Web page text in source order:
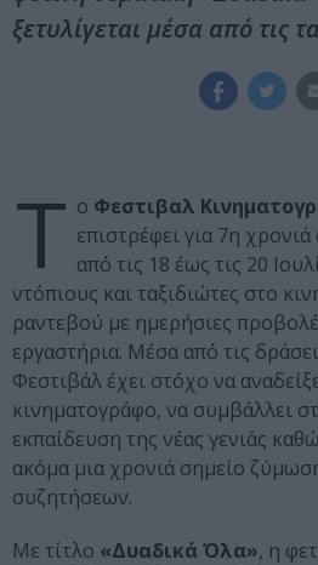
ξετυλίγεται μέσα από τις
Τ ο Φεστιβαλ
επιστρέφει για 7η
από τις 18 έως τις 20
ντόπιους και ταξιδιώτες στο
ραντεβού με ημερήσιες
εργαστήρια. Μέσα από τις
Φεστιβάλ έχει στόχο να
κινηματογράφο, να συμβάλλει
εκπαίδευση της νέας γενιάς
ακόμα μια χρονιά σημείο
συζητήσεων.
Με τίτλο «Δυαδικά Όλα», η